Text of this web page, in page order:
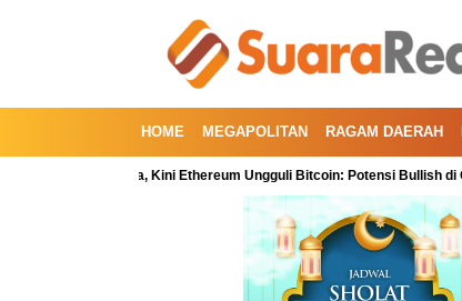
HOME MEGAPOLITAN RAGAM DAERAH
Kedua, Kini Ethereum Ungguli Bitcoin: Potensi Bullish di Q3